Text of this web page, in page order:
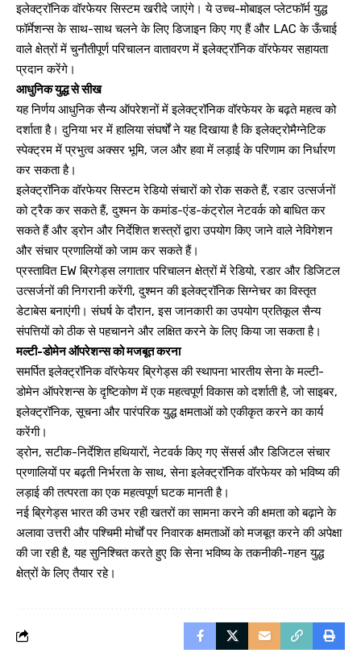
इलेक्ट्रॉनिक वॉरफेयर सिस्टम खरीदे जाएंगे। ये उच्च-मोबाइल प्लेटफॉर्म युद्ध
फॉर्मेशन्स के साथ-साथ चलने के लिए डिजाइन किए गए हैं और LAC के ऊँचाई
वाले क्षेत्रों में चुनौतीपूर्ण परिचालन वातावरण में इलेक्ट्रॉनिक वॉरफेयर सहायता
प्रदान करेंगे।
आधुनिक युद्ध से सीख
यह निर्णय आधुनिक सैन्य ऑपरेशनों में इलेक्ट्रॉनिक वॉरफेयर के बढ़ते महत्व को
दर्शाता है। दुनिया भर में हालिया संघर्षों ने यह दिखाया है कि इलेक्ट्रोमैग्नेटिक
स्पेक्ट्रम में प्रभुत्व अक्सर भूमि, जल और हवा में लड़ाई के परिणाम का निर्धारण
कर सकता है।
इलेक्ट्रॉनिक वॉरफेयर सिस्टम रेडियो संचारों को रोक सकते हैं, रडार उत्सर्जनों
को ट्रैक कर सकते हैं, दुश्मन के कमांड-एंड-कंट्रोल नेटवर्क को बाधित कर
सकते हैं और ड्रोन और निर्देशित शस्त्रों द्वारा उपयोग किए जाने वाले नेविगेशन
और संचार प्रणालियों को जाम कर सकते हैं।
प्रस्तावित EW ब्रिगेड्स लगातार परिचालन क्षेत्रों में रेडियो, रडार और डिजिटल
उत्सर्जनों की निगरानी करेंगी, दुश्मन की इलेक्ट्रॉनिक सिग्नेचर का विस्तृत
डेटाबेस बनाएंगी। संघर्ष के दौरान, इस जानकारी का उपयोग प्रतिकूल सैन्य
संपत्तियों को ठीक से पहचानने और लक्षित करने के लिए किया जा सकता है।
मल्टी-डोमेन ऑपरेशन्स को मजबूत करना
समर्पित इलेक्ट्रॉनिक वॉरफेयर ब्रिगेड्स की स्थापना भारतीय सेना के मल्टी-
डोमेन ऑपरेशन्स के दृष्टिकोण में एक महत्वपूर्ण विकास को दर्शाती है, जो साइबर,
इलेक्ट्रॉनिक, सूचना और पारंपरिक युद्ध क्षमताओं को एकीकृत करने का कार्य
करेंगी।
ड्रोन, सटीक-निर्देशित हथियारों, नेटवर्क किए गए सेंसर्स और डिजिटल संचार
प्रणालियों पर बढ़ती निर्भरता के साथ, सेना इलेक्ट्रॉनिक वॉरफेयर को भविष्य की
लड़ाई की तत्परता का एक महत्वपूर्ण घटक मानती है।
नई ब्रिगेड्स भारत की उभर रही खतरों का सामना करने की क्षमता को बढ़ाने के
अलावा उत्तरी और पश्चिमी मोर्चों पर निवारक क्षमताओं को मजबूत करने की अपेक्षा
की जा रही है, यह सुनिश्चित करते हुए कि सेना भविष्य के तकनीकी-गहन युद्ध
क्षेत्रों के लिए तैयार रहे।